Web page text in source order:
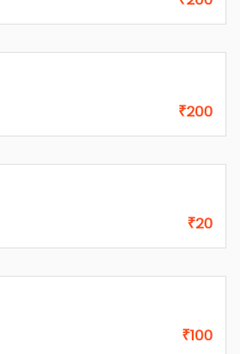
₹200
₹20
₹100